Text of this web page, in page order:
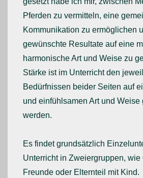
Pferden zu vermitteln, eine
Kommunikation zu ermöglichen
gewünschte Resultate auf eine
harmonische Art und Weise zu
Stärke ist im Unterricht den
Bedürfnissen beider Seiten auf
und einfühlsamen Art und Weise
werden.
Es findet grundsätzlich
Unterricht in Zweiergruppen, wie
Freunde oder Elternteil mit Kind.